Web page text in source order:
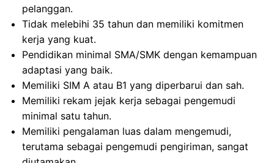
pelanggan.
Tidak melebihi 35 tahun dan memiliki komitmen
kerja yang kuat.
Pendidikan minimal SMA/SMK dengan kemampuan
adaptasi yang baik.
Memiliki SIM A atau B1 yang diperbarui dan sah.
Memiliki rekam jejak kerja sebagai pengemudi
minimal satu tahun.
Memiliki pengalaman luas dalam mengemudi,
terutama sebagai pengemudi pengiriman, sangat